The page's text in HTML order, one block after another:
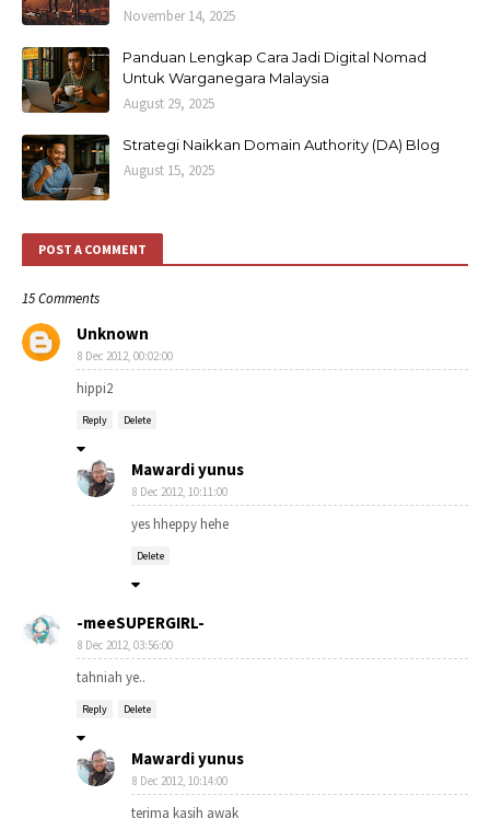
November 14, 2025
Panduan Lengkap Cara Jadi Digital Nomad
Untuk Warganegara Malaysia
August 29, 2025
Strategi Naikkan Domain Authority (DA) Blog
August 15, 2025
POST A COMMENT
15 Comments
Unknown
8 Dec 2012, 00:02:00
hippi2
Reply Delete
Mawardi yunus
8 Dec 2012, 10:11:00
yes hheppy hehe
Delete
-meeSUPERGIRL-
8 Dec 2012, 03:56:00
tahniah ye..
Reply Delete
Mawardi yunus
8 Dec 2012, 10:14:00
terima kasih awak